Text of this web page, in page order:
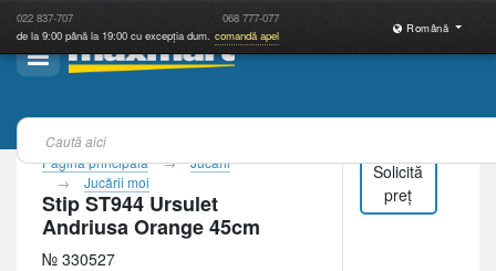
022 837-707 068 777-077
de la 9:00 până la 19:00 cu excepția dum. comandă apel
Română
Pagina principală
Jucării
Jucării moi
Stip ST944 Ursulet
Andriusa Orange 45cm
№ 330527
Solicită
preț